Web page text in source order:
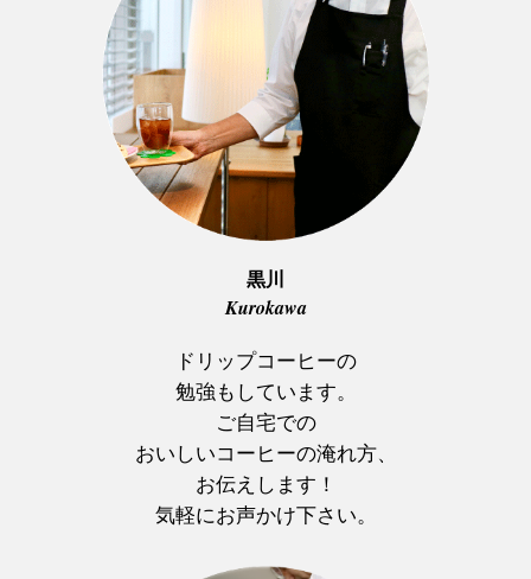
黒川
Kurokawa
ドリップコーヒーの
勉強もしています。
ご自宅での
おいしいコーヒーの淹れ方、
お伝えします！
気軽にお声かけ下さい。